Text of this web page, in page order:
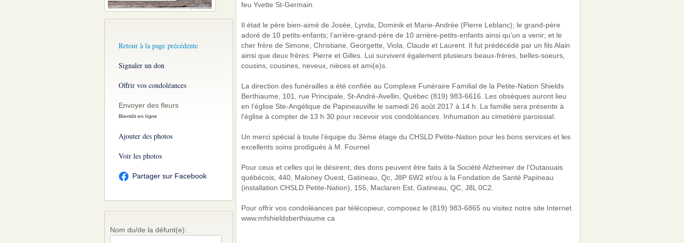
Retour à la page précédente
Signaler un don
Offrir vos condoléances
Envoyer des fleurs
Bientôt en ligne
Ajouter des photos
Voir les photos
Partager sur Facebook
Nom du/de la défunt(e):
feu Yvette St-Germain.
Il était le père bien-aimé de Josée, Lynda, Dominik et Marie-Andrée (Pierre Leblanc); le grand-père
adoré de 10 petits-enfants; l’arrière-grand-père de 10 arrière-petits-enfants ainsi qu’un a venir; et le
cher frère de Simone, Christiane, Georgette, Viola, Claude et Laurent. Il fut prédécédé par un fils Alain
ainsi que deux frères: Pierre et Gilles. Lui survivent également plusieurs beaux-frères, belles-soeurs,
cousins, cousines, neveux, nièces et ami(e)s.
La direction des funérailles a été confiée au Complexe Funéraire Familial de la Petite-Nation Shields
Berthiaume, 101, rue Principale, St-André-Avellin, Québec (819) 983-6616. Les obsèques auront lieu
en l’église Ste-Angélique de Papineauville le samedi 26 août 2017 à 14 h. La famille sera présente à
l'église à compter de 13 h 30 pour recevoir vos condoléances. Inhumation au cimetière paroissial.
Un merci spécial à toute l’équipe du 3ème étage du CHSLD Petite-Nation pour les bons services et les
excellents soins prodigués à M. Fournel
Pour ceux et celles qui le désirent, des dons peuvent être faits à la Société Alzheimer de l'Outaouais
québécois, 440, Maloney Ouest, Gatineau, Qc, J8P 6W2 et/ou à la Fondation de Santé Papineau
(installation CHSLD Petite-Nation), 155, Maclaren Est, Gatineau, QC, J8L 0C2.
Pour offrir vos condoléances par télécopieur, composez le (819) 983-6865 ou visitez notre site Internet
www.mfshieldsberthiaume.ca